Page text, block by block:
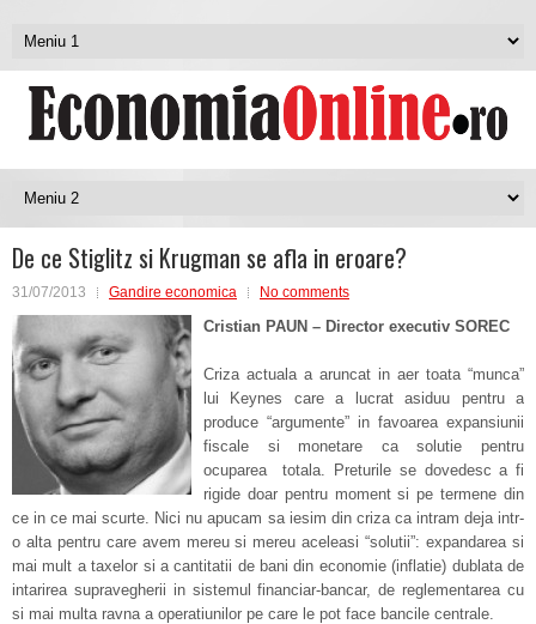
De ce Stiglitz si Krugman se afla in eroare?
31/07/2013 Gandire economica No comments
Cristian PAUN – Director executiv SOREC
Criza actuala a aruncat in aer toata “munca”
lui Keynes care a lucrat asiduu pentru a
produce “argumente” in favoarea expansiunii
fiscale si monetare ca solutie pentru
ocuparea totala. Preturile se dovedesc a fi
rigide doar pentru moment si pe termene din
ce in ce mai scurte. Nici nu apucam sa iesim din criza ca intram deja intr-
o alta pentru care avem mereu si mereu aceleasi “solutii”: expandarea si
mai mult a taxelor si a cantitatii de bani din economie (inflatie) dublata de
intarirea supravegherii in sistemul financiar-bancar, de reglementarea cu
si mai multa ravna a operatiunilor pe care le pot face bancile centrale.